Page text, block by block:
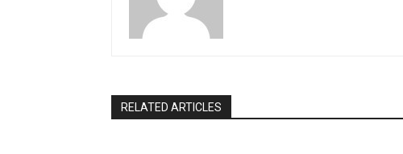
RELATED ARTICLES